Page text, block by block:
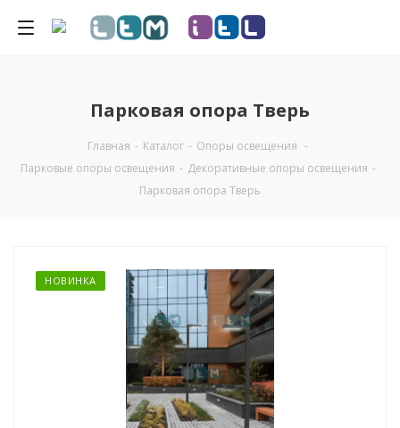
Парковая опора Тверь
Главная - Каталог - Опоры освещения -
Парковые опоры освещения - Декоративные опоры освещения -
Парковая опора Тверь
НОВИНКА